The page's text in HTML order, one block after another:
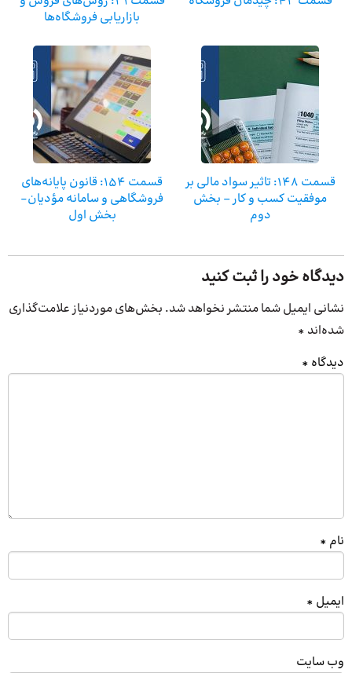
بازاریابی فروشگاه‌ها
قسمت ۱۴۸: تاثیر سواد مالی بر
موفقیت کسب و کار – بخش
دوم
قسمت ۱۵۴: قانون پایانه‌های
فروشگاهی و سامانه مؤدیان-
بخش اول
دیدگاه خود را ثبت کنید
نشانی ایمیل شما منتشر نخواهد شد. بخش‌های موردنیاز علامت‌گذاری
شده‌اند *
دیدگاه *
نام *
ایمیل *
وب‌ سایت